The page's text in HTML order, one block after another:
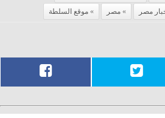
مصر مصر موقع السلطة